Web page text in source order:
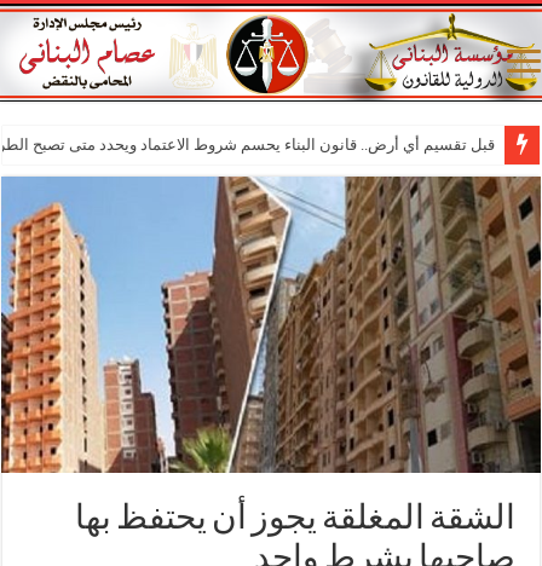
قبل تقسيم أي أرض.. قانون البناء يحسم شروط الاعتماد ويحدد متى تصبح
الشقة المغلقة يجوز أن يحتفظ بها